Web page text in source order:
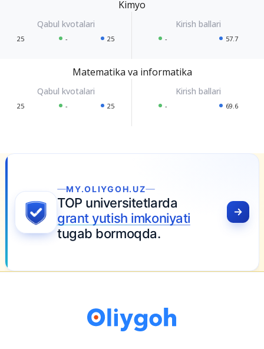
Kimyo
25 - 25 - 57.7
Matematika va informatika
25 - 25 - 69.6
MY.OLIYGOH.UZ
TOP universitetlarda
grant yutish imkoniyati
tugab bormoqda.